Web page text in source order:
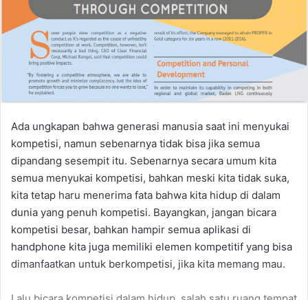
Ada ungkapan bahwa generasi manusia saat ini menyukai
kompetisi, namun sebenarnya tidak bisa jika semua
dipandang sesempit itu. Sebenarnya secara umum kita
semua menyukai kompetisi, bahkan meski kita tidak suka,
kita tetap haru menerima fata bahwa kita hidup di dalam
dunia yang penuh kompetisi. Bayangkan, jangan bicara
kompetisi besar, bahkan hampir semua aplikasi di
handphone kita juga memiliki elemen kompetitif yang bisa
dimanfaatkan untuk berkompetisi, jika kita memang mau.